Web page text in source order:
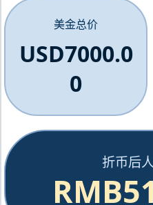
美金总价
USD7000.0
0
折币后